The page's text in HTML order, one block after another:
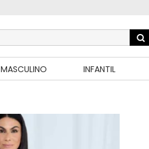
MASCULINO INFANTIL